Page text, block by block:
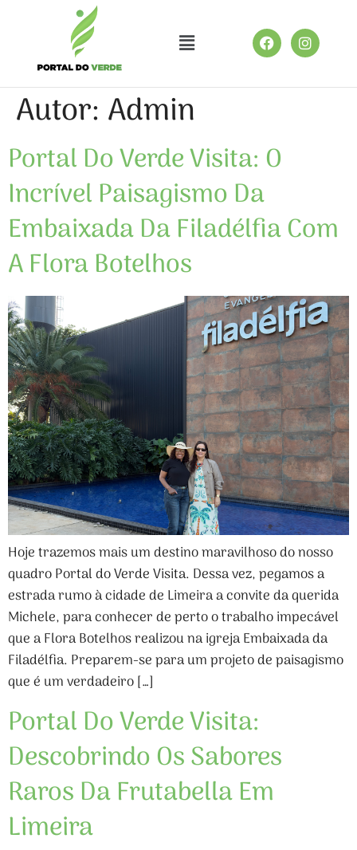
Autor: Admin
Portal Do Verde Visita: O
Incrível Paisagismo Da
Embaixada Da Filadélfia Com
A Flora Botelhos
Hoje trazemos mais um destino maravilhoso do nosso
quadro Portal do Verde Visita. Dessa vez, pegamos a
estrada rumo à cidade de Limeira a convite da querida
Michele, para conhecer de perto o trabalho impecável
que a Flora Botelhos realizou na igreja Embaixada da
Filadélfia. Preparem-se para um projeto de paisagismo
que é um verdadeiro […]
Portal Do Verde Visita:
Descobrindo Os Sabores
Raros Da Frutabella Em
Limeira